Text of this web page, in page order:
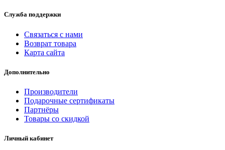
Служба поддержки
Связаться с нами
Возврат товара
Карта сайта
Дополнительно
Производители
Подарочные сертификаты
Партнёры
Товары со скидкой
Личный кабинет